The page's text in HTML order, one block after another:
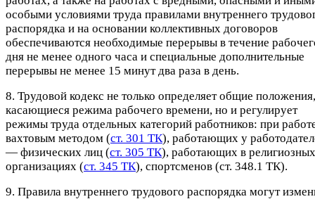
особыми условиями труда правилами внутреннего
распорядка и на основании коллективных договоров
обеспечиваются необходимые перерывы в течение
дня не менее одного часа и специальные дополнительные
перерывы не менее 15 минут два раза в день.
8. Трудовой кодекс не только определяет общие положения,
касающиеся режима рабочего времени, но и регулирует
режимы труда отдельных категорий работников: при
вахтовым методом (ст. 301 ТК), работающих у
— физических лиц (ст. 305 ТК), работающих в религиозных
организациях (ст. 345 ТК), спортсменов (ст. 348.1 ТК).
9. Правила внутреннего трудового распорядка могут